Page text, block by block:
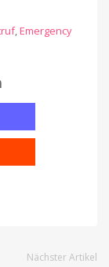
, Emergency
Nächster Artikel